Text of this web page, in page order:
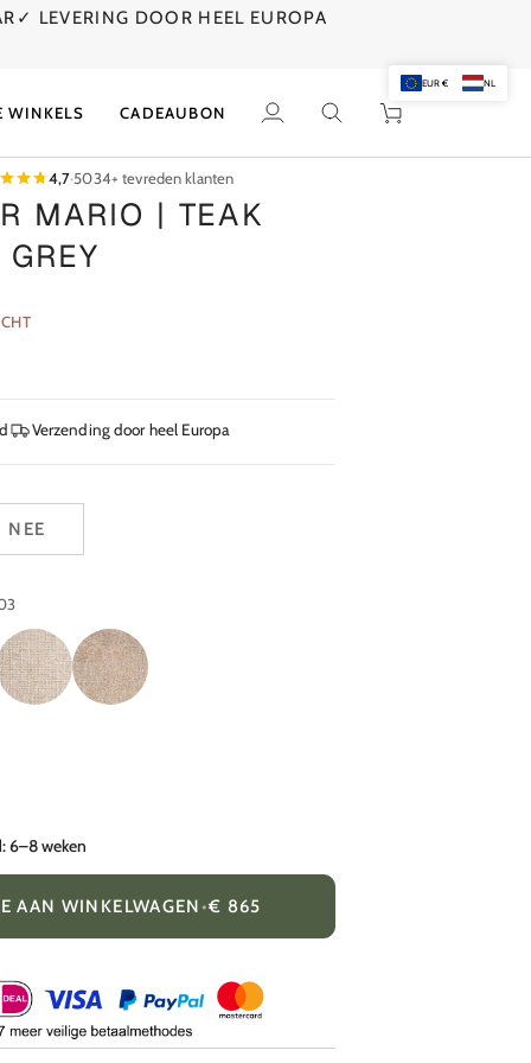
✓ LEVERING DOOR HEEL EUROPA
WINKELS CADEAUBON
Mijn
Zoek Winkelwagen
4,7·5034+ tevreden klanten
MARIO | TEAK
Verzending door heel Europa
NEE
6–8 weken
AAN WINKELWAGEN•€ 865
EUR € NL